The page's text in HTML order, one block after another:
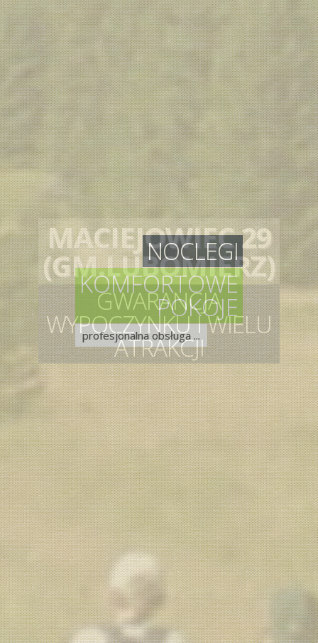
NOCLEGI
KOMFORTOWE
POKOJE
profesjonalna obsługa ...